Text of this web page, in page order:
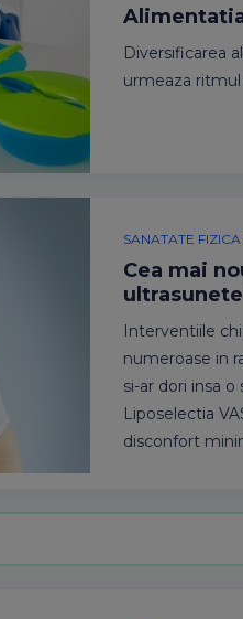
Diversificarea
urmeaza
SANATATE
Cea mai
Interventiile
numeroase in
si-ar dori insa
Liposelectia
disconfort